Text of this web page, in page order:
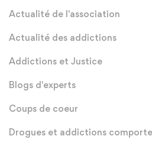
Actualité de l'association
Actualité des addictions
Addictions et Justice
Blogs d'experts
Coups de coeur
Drogues et addictions